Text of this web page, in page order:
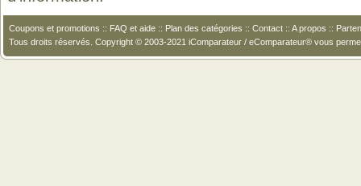
Coupons et promotions :: FAQ et aide :: Plan des catégories :: Contact :: A propos ::
Tous droits réservés. Copyright © 2003-2021 iComparateur / eComparateur® vous